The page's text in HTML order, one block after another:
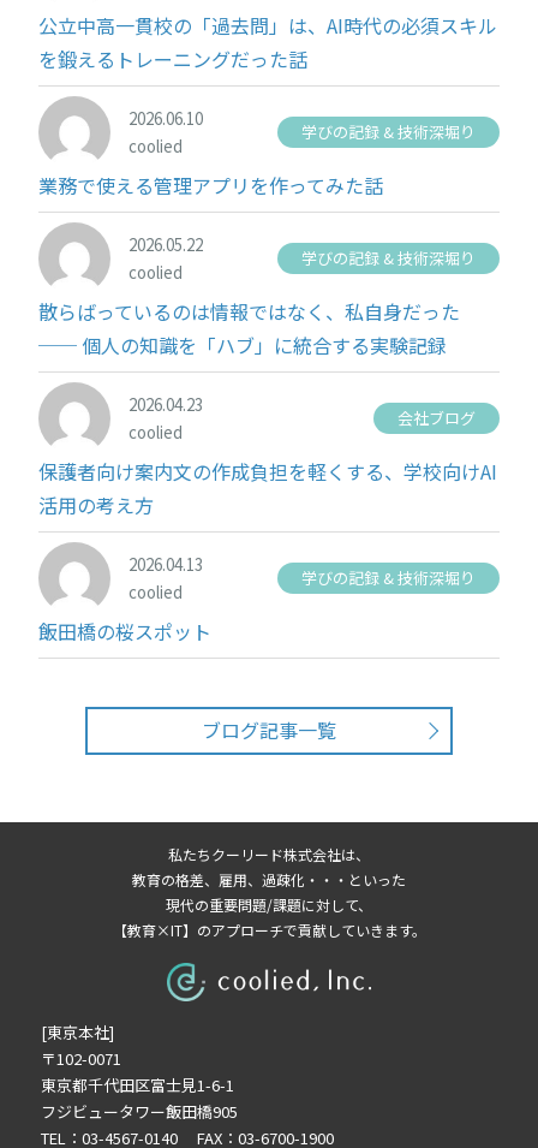
公立中高一貫校の「過去問」は、AI時代の必須スキル
を鍛えるトレーニングだった話
2026.06.10
coolied
業務で使える管理アプリを作ってみた話
学びの記録 & 技術深堀り
2026.05.22
coolied
散らばっているのは情報ではなく、私自身だった
── 個人の知識を「ハブ」に統合する実験記録
学びの記録 & 技術深堀り
2026.04.23
coolied
保護者向け案内文の作成負担を軽くする、学校向けAI
活用の考え方
会社ブログ
2026.04.13
coolied
飯田橋の桜スポット
学びの記録 & 技術深堀り
ブログ記事一覧
私たちクーリード株式会社は、
教育の格差、雇用、過疎化・・・といった
現代の重要問題/課題に対して、
【教育×IT】のアプローチで貢献していきます。
[東京本社]
〒102-0071
東京都千代田区富士見1-6-1
フジビュータワー飯田橋905
TEL：03-4567-0140 FAX：03-6700-1900